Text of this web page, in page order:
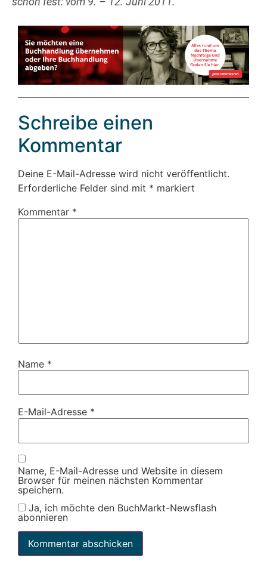
Schreibe einen
Kommentar
Deine E-Mail-Adresse wird nicht veröffentlicht.
Erforderliche Felder sind mit * markiert
Kommentar *
Name *
E-Mail-Adresse *
Name, E-Mail-Adresse und Website in diesem
Browser für meinen nächsten Kommentar
speichern.
Ja, ich möchte den BuchMarkt-Newsflash
abonnieren